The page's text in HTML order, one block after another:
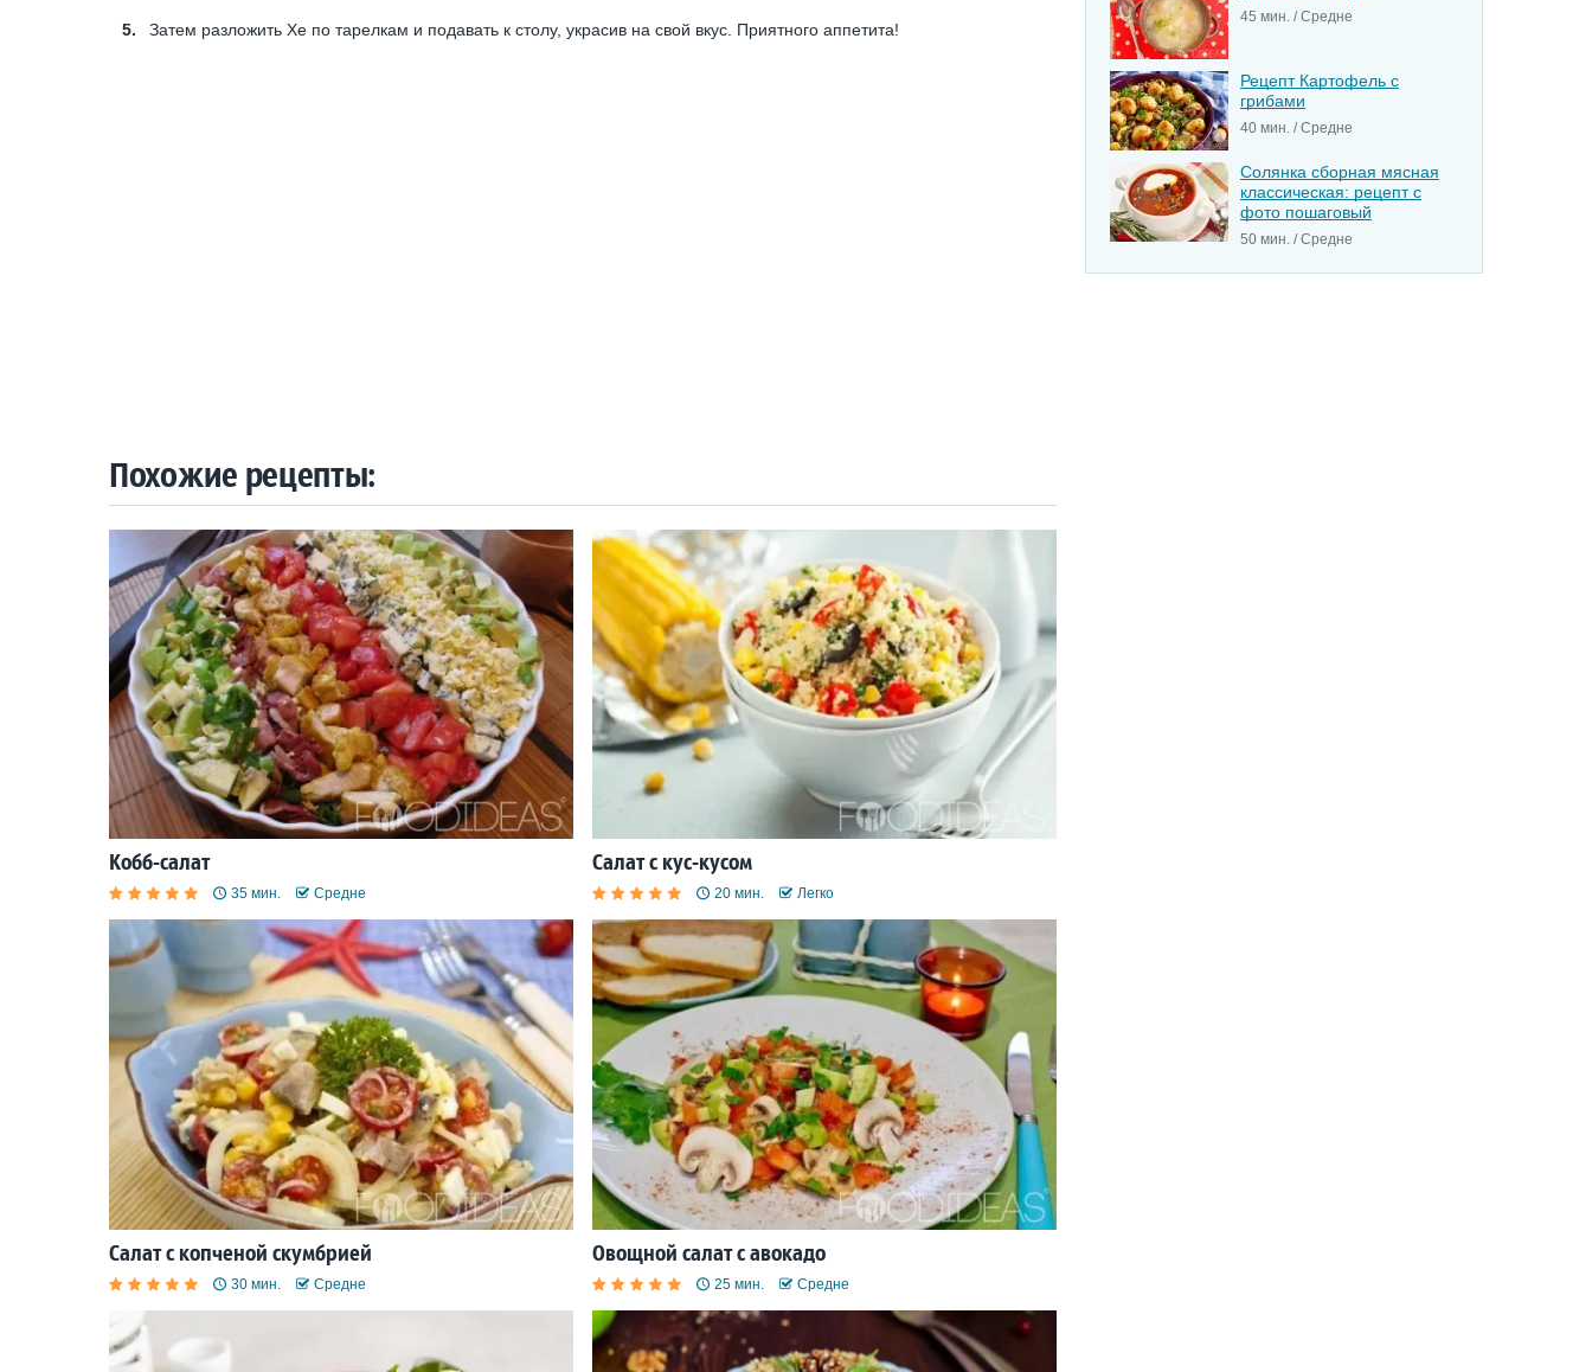
Затем разложить Хе по тарелкам и подавать к столу, украсив на свой вкус. Приятного аппетита!
Похожие рецепты:
Кобб-салат
35 мин. Средне
Салат с кус-кусом
20 мин. Легко
Салат с копченой скумбрией
30 мин. Средне
Овощной салат с авокадо
25 мин. Средне
45 мин. / Средне
Рецепт Картофель с
грибами
40 мин. / Средне
Солянка сборная мясная
классическая: рецепт с
фото пошаговый
50 мин. / Средне